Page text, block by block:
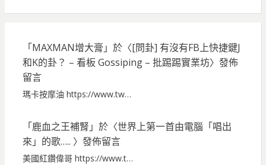
「MAXMAN增大膏 」於〈[問卦] 有沒有FB上快捷鍵J
和K的卦？ – 看板 Gossiping – 批踢踢實業坊〉發佈
留言
瑪卡按摩油 https://www.tw…
「鹿血之王補腎 」於〈世界上第一首由電腦「唱出
來」的歌….. 〉發佈留言
美國紅鑽偉哥 https://www.t…